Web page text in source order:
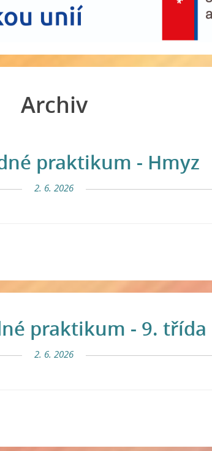
Archiv
praktikum - Hmyz
2. 6. 2026
praktikum - 9. třída
2. 6. 2026